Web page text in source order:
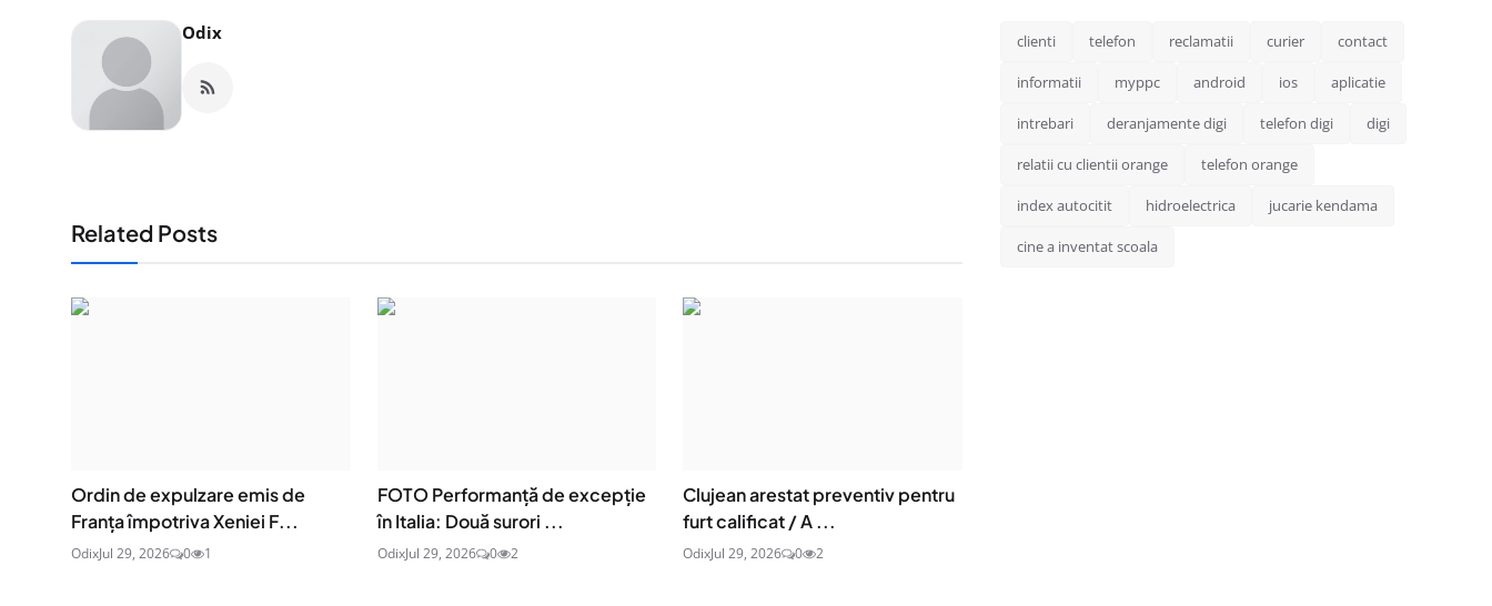
Odix
Related Posts
Ordin de expulzare emis de
Franța împotriva Xeniei F...
OdixJul 29, 2026 0 1
FOTO Performanță de excepție
în Italia: Două surori ...
OdixJul 29, 2026 0 2
Clujean arestat preventiv pentru
furt calificat / A ...
OdixJul 29, 2026 0 2
clienti telefon reclamatii curier contact
informatii myppc android ios aplicatie
intrebari deranjamente digi telefon digi digi
relatii cu clientii orange telefon orange
index autocitit hidroelectrica jucarie kendama
cine a inventat scoala